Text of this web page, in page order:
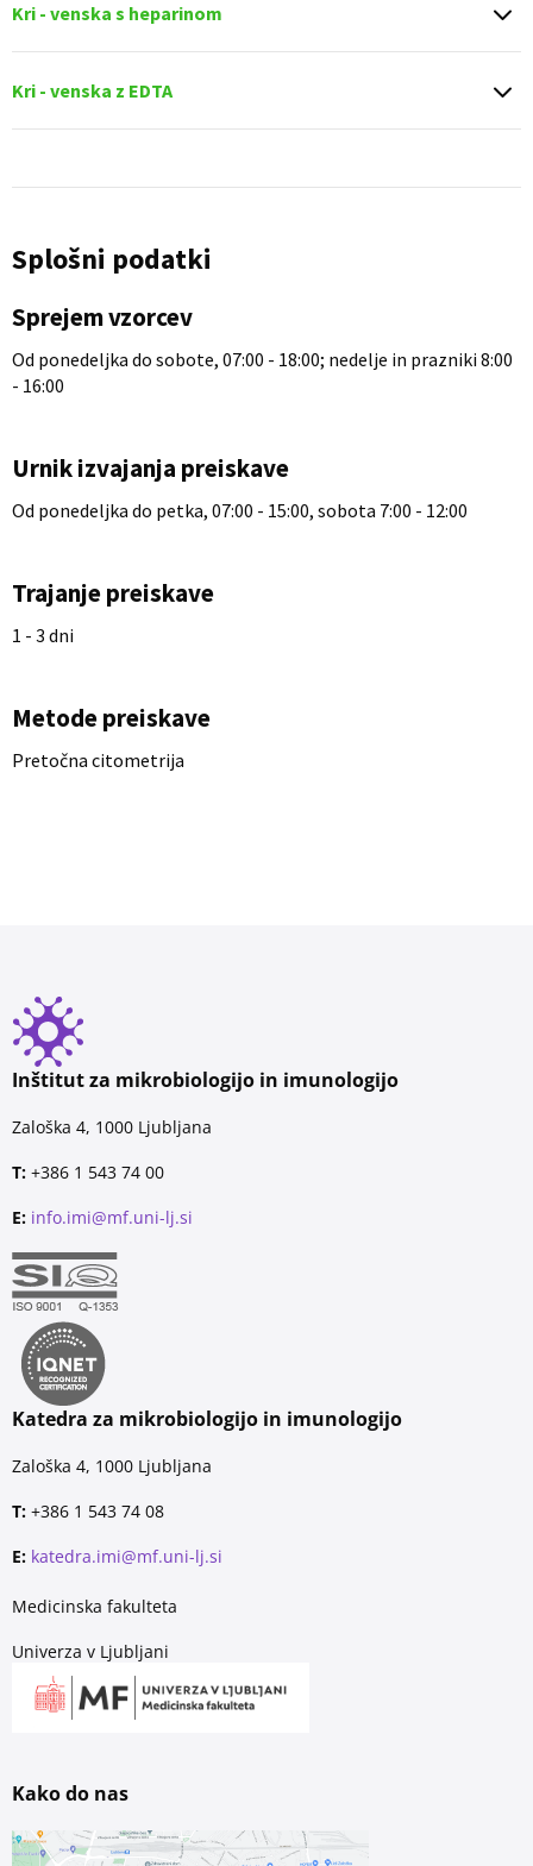
Kri - venska s heparinom
Kri - venska z EDTA
Splošni podatki
Sprejem vzorcev
Od ponedeljka do sobote, 07:00 - 18:00; nedelje in prazniki 8:00
- 16:00
Urnik izvajanja preiskave
Od ponedeljka do petka, 07:00 - 15:00, sobota 7:00 - 12:00
Trajanje preiskave
1 - 3 dni
Metode preiskave
Pretočna citometrija
Inštitut za mikrobiologijo in imunologijo
Zaloška 4, 1000 Ljubljana
T: +386 1 543 74 00
E: info.imi@mf.uni-lj.si
Katedra za mikrobiologijo in imunologijo
Zaloška 4, 1000 Ljubljana
T: +386 1 543 74 08
E: katedra.imi@mf.uni-lj.si
Medicinska fakulteta
Univerza v Ljubljani
Kako do nas